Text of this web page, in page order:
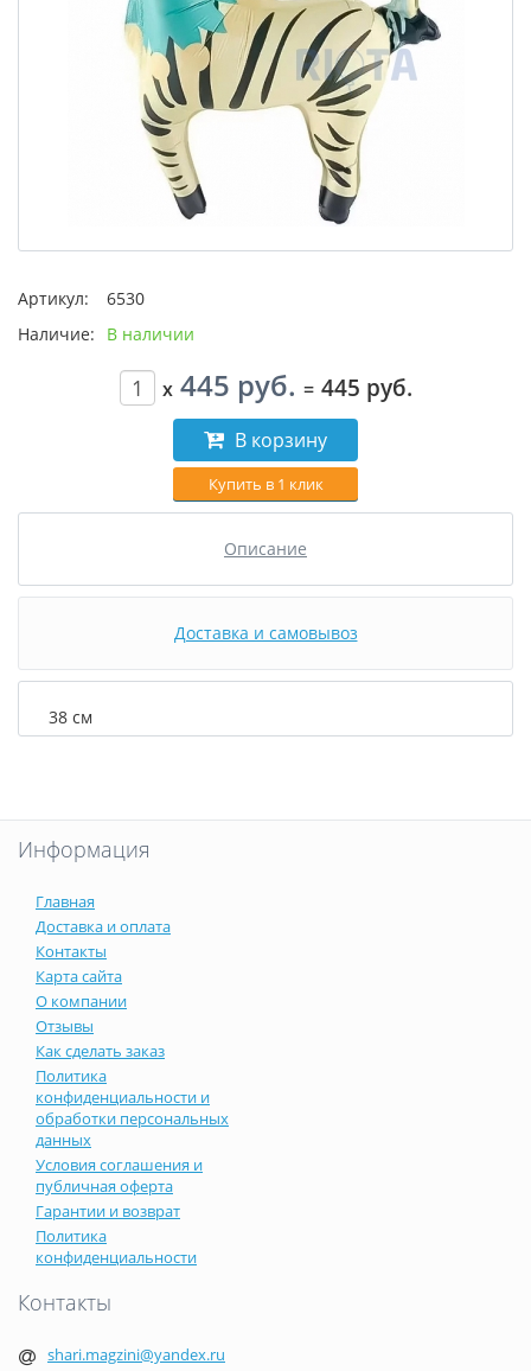
Артикул:
6530
Наличие:
В наличии
x 445 руб. = 445 руб.
В корзину
Купить в 1 клик
Описание
Доставка и самовывоз
38 см
Информация
Главная
Доставка и оплата
Контакты
Карта сайта
О компании
Отзывы
Как сделать заказ
Политика
конфиденциальности и
обработки персональных
данных
Условия соглашения и
публичная оферта
Гарантии и возврат
Политика
конфиденциальности
Контакты
shari.magzini@yandex.ru